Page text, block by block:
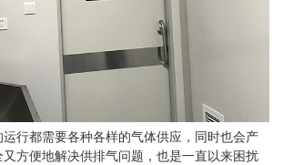
行都需要各种各样的气体供应，同时也会产
方便地解决供排气问题，也是一直以来困扰